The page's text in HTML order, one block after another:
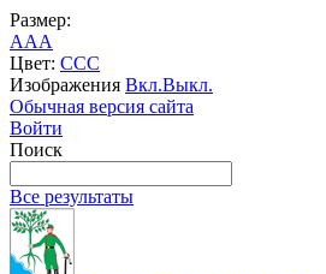
Размер:
AAA
Цвет: CCC
Изображения Вкл.Выкл.
Обычная версия сайта
Войти
Поиск
Все результаты